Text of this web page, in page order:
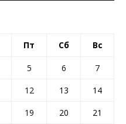
Пт Сб Вс
5 6
7
12 13
14
19 20
21